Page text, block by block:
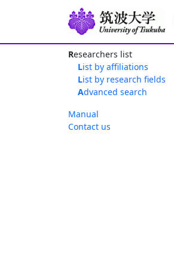
Researchers list
List by affiliations
List by research fields
Advanced search
Manual
Contact us